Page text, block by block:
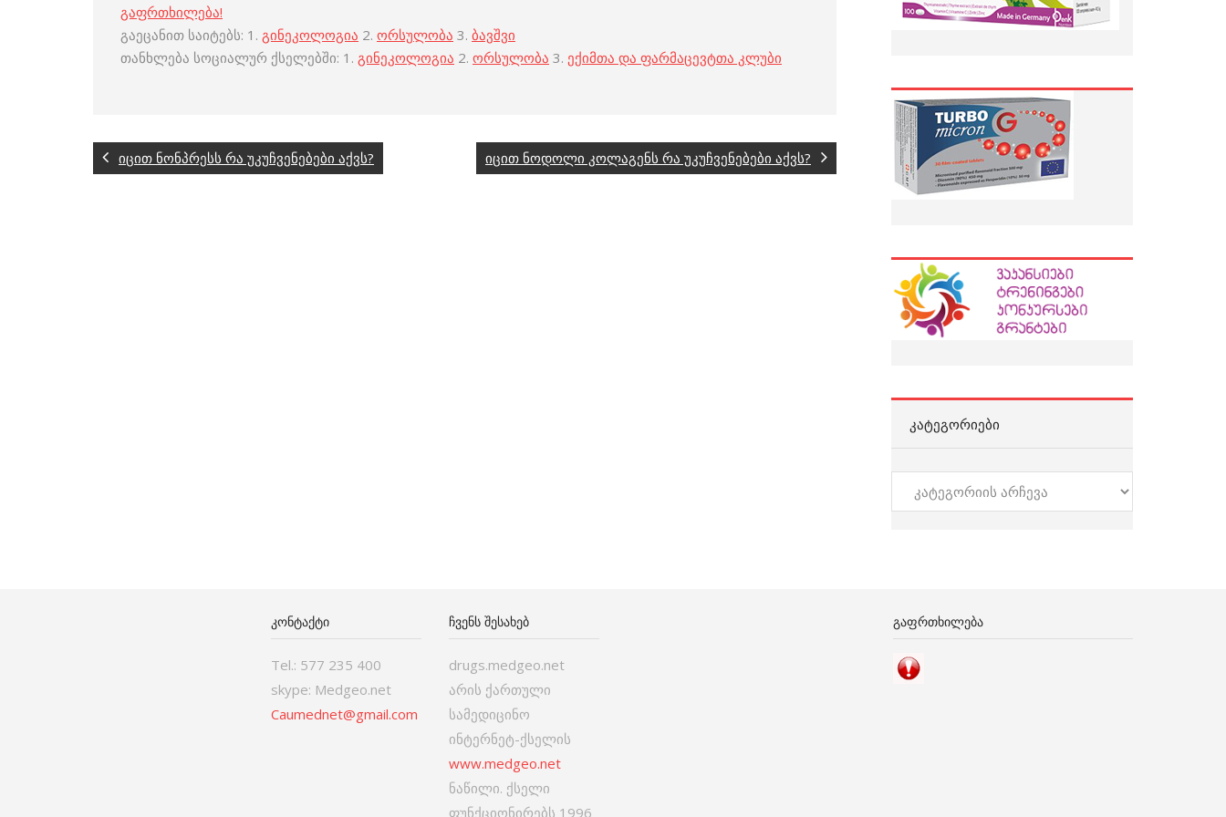
გაფრთხილება!
გაეცანით საიტებს: 1. გინეკოლოგია 2. ორსულობა 3. ბავშვი
თანხლება სოციალურ ქსელებში: 1. გინეკოლოგია 2. ორსულობა 3. ექიმთა და ფარმაცევტთა კლუბი
იცით ნონპრესს რა უკუჩვენებები აქვს? იცით ნოდოლი კოლაგენს რა უკუჩვენებები აქვს?
ᲙᲐᲢᲔᲒᲝᲠᲘᲔᲑᲘ
კატეგორიები
ᲙᲝᲜᲢᲐᲥᲢᲘ
Tel.: 577 235 400
skype: Medgeo.net
Caumednet@gmail.com
ᲩᲕᲔᲜᲡ ᲨᲔᲡᲐᲮᲔᲑ
drugs.medgeo.net
არის ქართული
სამედიცინო
ინტერნეტ-ქსელის
www.medgeo.net
ნაწილი. ქსელი
ფუნქციონირებს 1996
ᲒᲐᲤᲠᲗᲮᲘᲚᲔᲑᲐ